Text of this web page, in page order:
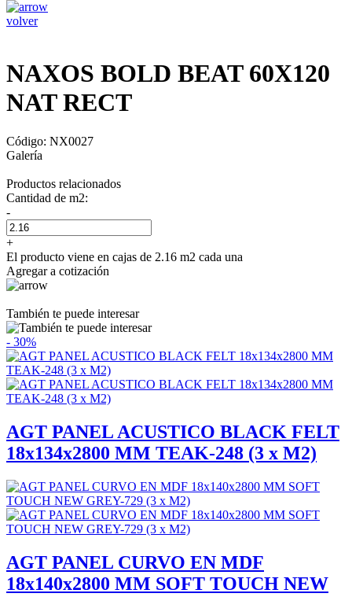
volver
NAXOS BOLD BEAT 60X120
NAT RECT
Código: NX0027
Galería
Productos relacionados
Cantidad de m2:
-
+
El producto viene en cajas de 2.16 m2 cada una
Agregar a cotización
También te puede interesar
- 30%
AGT PANEL ACUSTICO BLACK FELT
18x134x2800 MM TEAK-248 (3 x M2)
AGT PANEL CURVO EN MDF
18x140x2800 MM SOFT TOUCH NEW